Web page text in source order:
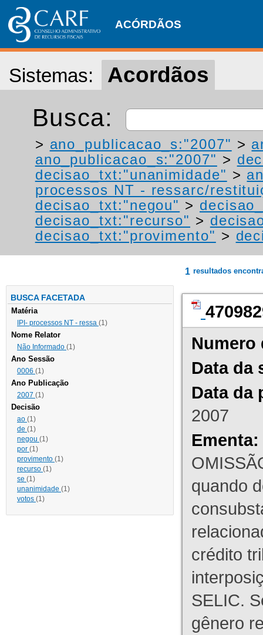
ACÓRDÃOS
Sistemas: Acordãos
Busca:
> ano_publicacao_s:"2007" >
ano_publicacao_s:"2007" >
decisao_txt:"unanimidade" >
processos NT - ressarc/
decisao_txt:"negou" >
decisao_txt:"recurso" >
decisao_txt:"provimento" >
BUSCA FACETADA
Matéria
IPI- processos NT - ressa (1)
Nome Relator
Não Informado (1)
Ano Sessão
0006 (1)
Ano Publicação
2007 (1)
Decisão
ao (1)
de (1)
negou (1)
por (1)
provimento (1)
recurso (1)
se (1)
unanimidade (1)
votos (1)
1 resultados
Numero
Data da
Data da
2007
Ementa:
quando
crédito
SELIC.
gênero